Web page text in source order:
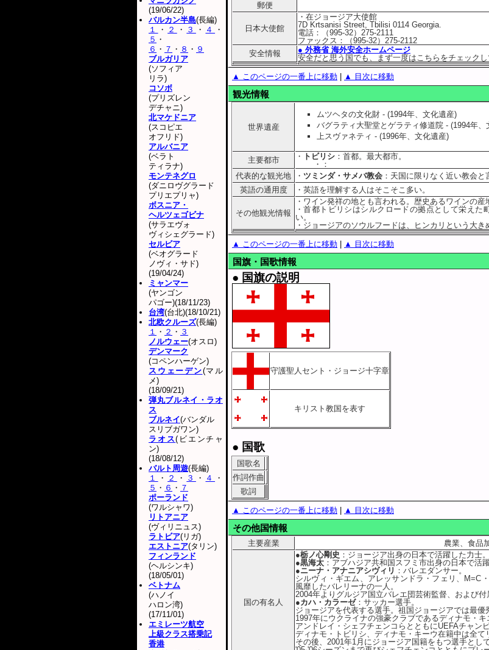
郵便
日本大使館
・在ジョージア大使館
7D Krtsanisi Street, Tbilisi 0114 Georgia.
電話：（995-32）275-2111
ファックス：（995-32）275-2112
安全情報
● 外務省 海外安全ホームページ
安全だと思う国でも、まず一度はこちらをチェックし
▲ このページの一番上に移動 ▲ 目次に移動
観光情報
世界遺産
ムツヘタの文化財 - (1994年、文化遺産)
バグラティ大聖堂とゲラティ修道院 - (1994年、
上スヴァネティ - (1996年、文化遺産)
主要都市 ・ トビリシ ：首都。最大都市。
・
：
代表的な観光地
・ ツミンダ・サメバ教会 ：天国に限りなく近い教会と
英語の通用度
・英語を理解する人はそこそこ多い。
その他観光情報
・ワイン発祥の地とも言われる。歴史あるワインの産
・首都トビリシはシルクロードの拠点として栄え
い。
・ジョージアのソウルフードは、ヒンカリという大き
▲ このページの一番上に移動 ▲ 目次に移動
国旗・国歌情報
● 国旗の説明
守護聖人セント・ジョージ十字章
キリスト教国を表す
● 国歌
国歌名
作詞作曲
歌詞
▲ このページの一番上に移動 ▲ 目次に移動
その他国情報
主要産業 農業、食品
国の有名人
●栃ノ心剛史 ：ジョージア出身の日本で活躍した力士。
●黒海太 ：アブハジア共和国スフミ市出身の日本で活
●ニーナ・アナニアシヴィリ ：バレエダンサー。
シルヴィ・ギエム、アレッサンドラ・フェリ、M=C
風靡したバレリーナの一人。
2004年よりグルジア国立バレエ団芸術監督、および付
●カハ・カラーゼ：サッカー選手。
ジョージアを代表する選手。祖国ジョージアでは最優
1997年にウクライナの強豪クラブであるディナモ・キ
アンドレイ・シェフチェンコらとともにUEFAチャン
ディナモ・トビリシ、ディナモ・キーウ在籍中は全て
その後、2001年1月にジョージア国籍をもつ選手とし
(19/06/22)
バルカン半島(長編)
１
・ ２ ・ ３ ・ ４
・
５ ・
６ ・ ７ ・ ８ ・ ９
ブルガリア
(ソフィア
リラ)
コソボ
(プリズレン
デチャニ)
北マケドニア
(スコピエ
オフリド)
アルバニア
(ベラト
ティラナ)
モンテネグロ
(ダニロヴグラード
プリエプリャ)
ボスニア・
ヘルツェゴビナ
(サラエヴォ
ヴィシェグラード)
セルビア
(ベオグラード
ノヴィ・サド)
(19/04/24)
ミャンマー
(ヤンゴン
パゴー)(18/11/23)
台湾(台北)(18/10/21)
北欧クルーズ(長編)
１ ・ ２ ・ ３
ノルウェー(オスロ)
デンマーク
(コペンハーゲン)
スウェーデン(マル
メ)
(18/09/21)
弾丸ブルネイ・ラオ
ス
ブルネイ(バンダル
スリブガワン)
ラオス(ビエンチャ
ン)
(18/08/12)
バルト周遊(長編)
１
・ ２ ・ ３ ・ ４
・
５ ・ ６ ・ ７
ポーランド
(ワルシャワ)
リトアニア
(ヴィリニュス)
ラトビア(リガ)
エストニア(タリン)
フィンランド
(ヘルシンキ)
(18/05/01)
ベトナム
(ハノイ
ハロン湾)
(17/11/01)
エミレーツ航空
上級クラス搭乗記
香港